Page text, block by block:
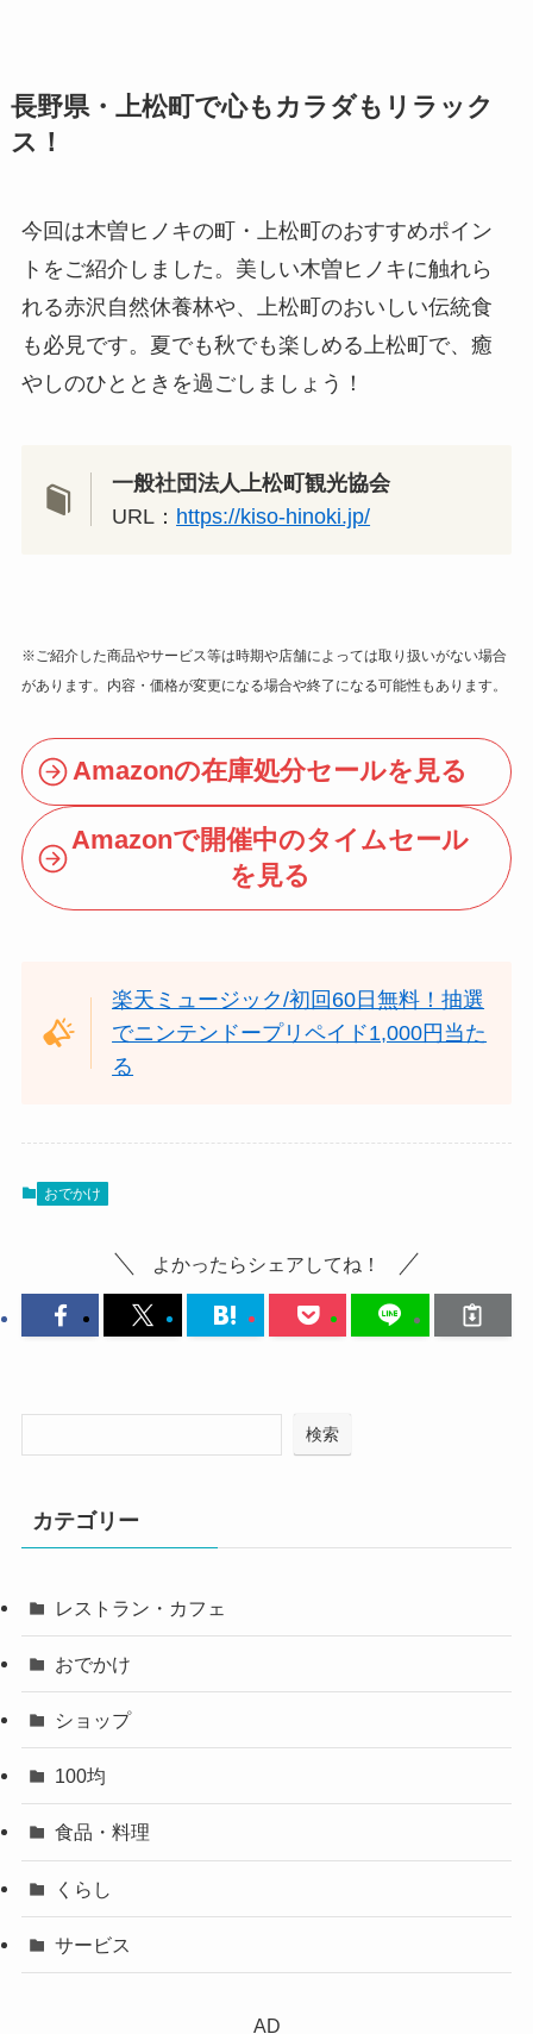
長野県・上松町で心もカラダもリラック
ス！
今回は木曽ヒノキの町・上松町のおすすめポイン
トをご紹介しました。美しい木曽ヒノキに触れら
れる赤沢自然休養林や、上松町のおいしい伝統食
も必見です。夏でも秋でも楽しめる上松町で、癒
やしのひとときを過ごしましょう！
一般社団法人上松町観光協会
URL： https://kiso-hinoki.jp/
※ご紹介した商品やサービス等は時期や店舗によっては取り扱いがない場合
があります。内容・価格が変更になる場合や終了になる可能性もあります。
Amazonの在庫処分セールを見る
Amazonで開催中のタイムセール
を見る
楽天ミュージック/初回60日無料！抽選
でニンテンドープリペイド1,000円当た
る
おでかけ
よかったらシェアしてね！
検索
カテゴリー
レストラン・カフェ
おでかけ
ショップ
100均
食品・料理
くらし
サービス
AD